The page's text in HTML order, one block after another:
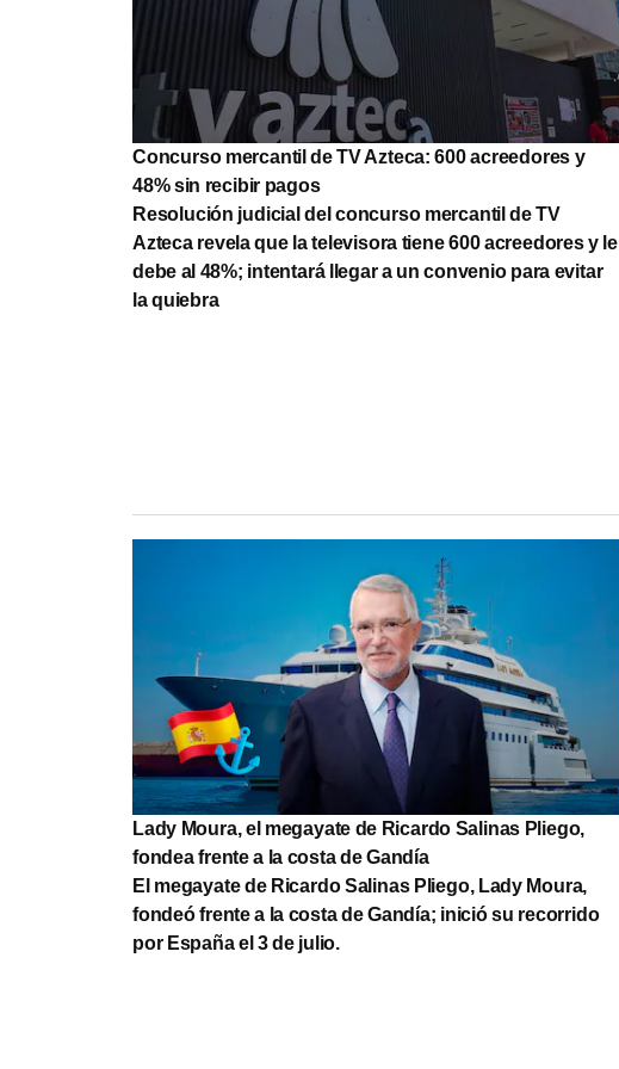
Concurso mercantil de TV Azteca: 600 acreedores y
48% sin recibir pagos
Resolución judicial del concurso mercantil de TV
Azteca revela que la televisora tiene 600 acreedores y le
debe al 48%; intentará llegar a un convenio para evitar
la quiebra
Lady Moura, el megayate de Ricardo Salinas Pliego,
fondea frente a la costa de Gandía
El megayate de Ricardo Salinas Pliego, Lady Moura,
fondeó frente a la costa de Gandía; inició su recorrido
por España el 3 de julio.